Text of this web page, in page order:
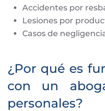
Accidentes por
Lesiones por
Casos de
¿Por qué es
con un
personales?